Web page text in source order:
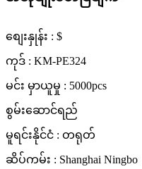
စျေးနှုန်း : $
ကုဒ် : KM-PE324
မင်း မှာယူမှု : 5000pcs
စွမ်းဆောင်ရည်
မူရင်းနိုင်ငံ : တရုတ်
ဆိပ်ကမ်း : Shanghai Ningbo